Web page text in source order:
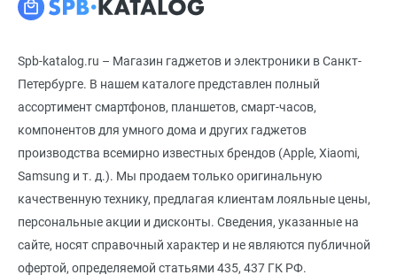
Spb-katalog.ru – Магазин гаджетов и электроники в Санкт-
Петербурге. В нашем каталоге представлен полный
ассортимент смартфонов, планшетов, смарт-часов,
компонентов для умного дома и других гаджетов
производства всемирно известных брендов (Apple, Xiaomi,
Samsung и т. д.). Мы продаем только оригинальную
качественную технику, предлагая клиентам лояльные цены,
персональные акции и дисконты. Сведения, указанные на
сайте, носят справочный характер и не являются публичной
офертой, определяемой статьями 435, 437 ГК РФ.